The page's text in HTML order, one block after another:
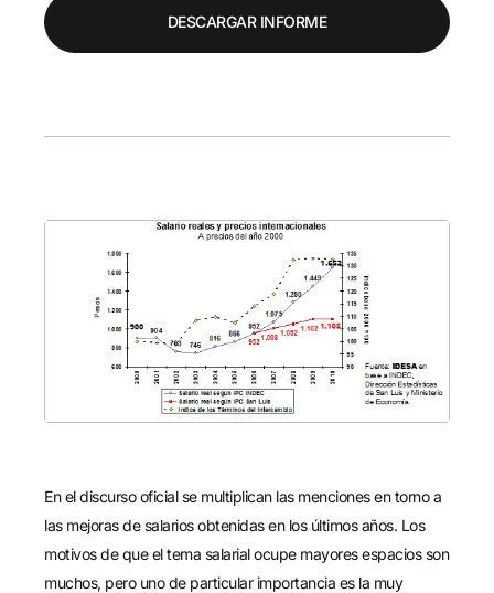
DESCARGAR INFORME
En el discurso oficial se multiplican las menciones en torno a
las mejoras de salarios obtenidas en los últimos años. Los
motivos de que el tema salarial ocupe mayores espacios son
muchos, pero uno de particular importancia es la muy